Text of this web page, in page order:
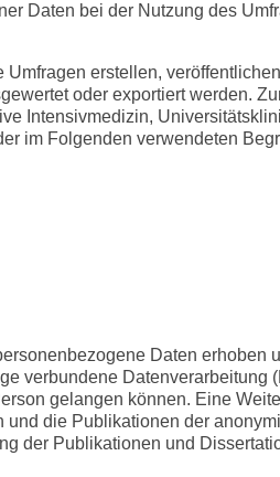
Daten bei der Nutzung des
erstellen,
oder exportiert werden.
Intensivmedizin,
Folgenden verwendeten
Daten
verbundene
gelangen können. Eine
die Publikationen der
der Publikationen und